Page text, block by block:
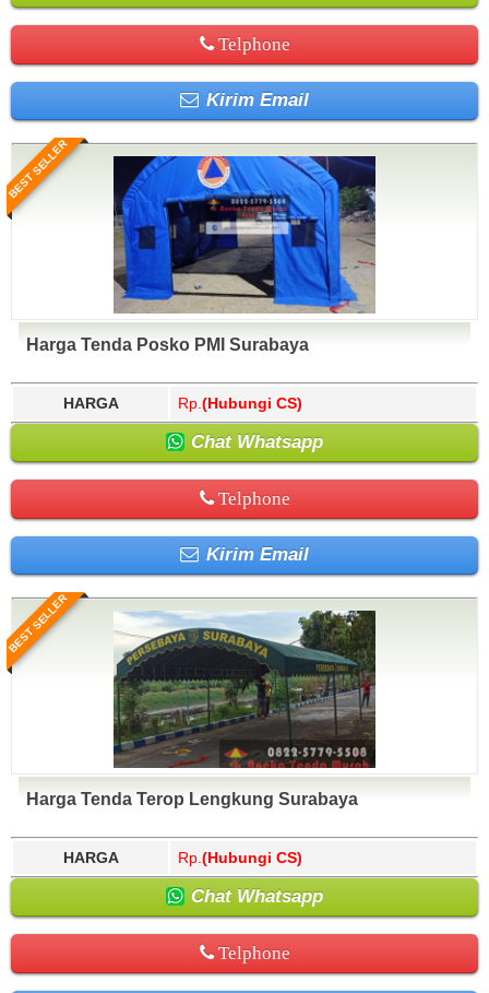
Telphone
Kirim Email
BEST SELLER
Harga Tenda Posko PMI Surabaya
HARGA Rp. (Hubungi CS)
Chat Whatsapp
Telphone
Kirim Email
BEST SELLER
Harga Tenda Terop Lengkung Surabaya
HARGA Rp. (Hubungi CS)
Chat Whatsapp
Telphone